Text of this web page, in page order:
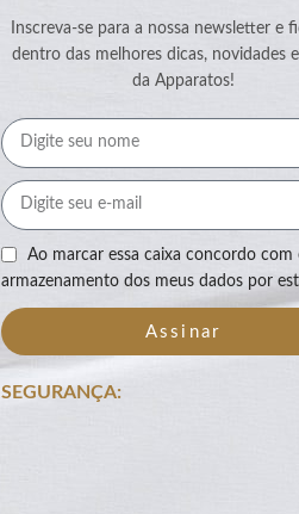
Inscreva-se para a nossa newsletter e
dentro das melhores dicas, novidades
da Apparatos!
Ao marcar essa caixa concordo com
armazenamento dos meus dados por
Assinar
SEGURANÇA: